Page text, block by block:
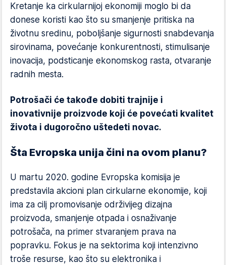
Kretanje ka cirkularnijoj ekonomiji moglo bi da
donese koristi kao što su smanjenje pritiska na
životnu sredinu, poboljšanje sigurnosti snabdevanja
sirovinama, povećanje konkurentnosti, stimulisanje
inovacija, podsticanje ekonomskog rasta, otvaranje
radnih mesta.
Potrošači će takođe dobiti trajnije i
inovativnije proizvode koji će povećati kvalitet
života i dugoročno uštedeti novac.
Šta Evropska unija čini na ovom planu?
U martu 2020. godine Evropska komisija je
predstavila akcioni plan cirkularne ekonomije, koji
ima za cilj promovisanje održivijeg dizajna
proizvoda, smanjenje otpada i osnaživanje
potrošača, na primer stvaranjem prava na
popravku. Fokus je na sektorima koji intenzivno
troše resurse, kao što su elektronika i